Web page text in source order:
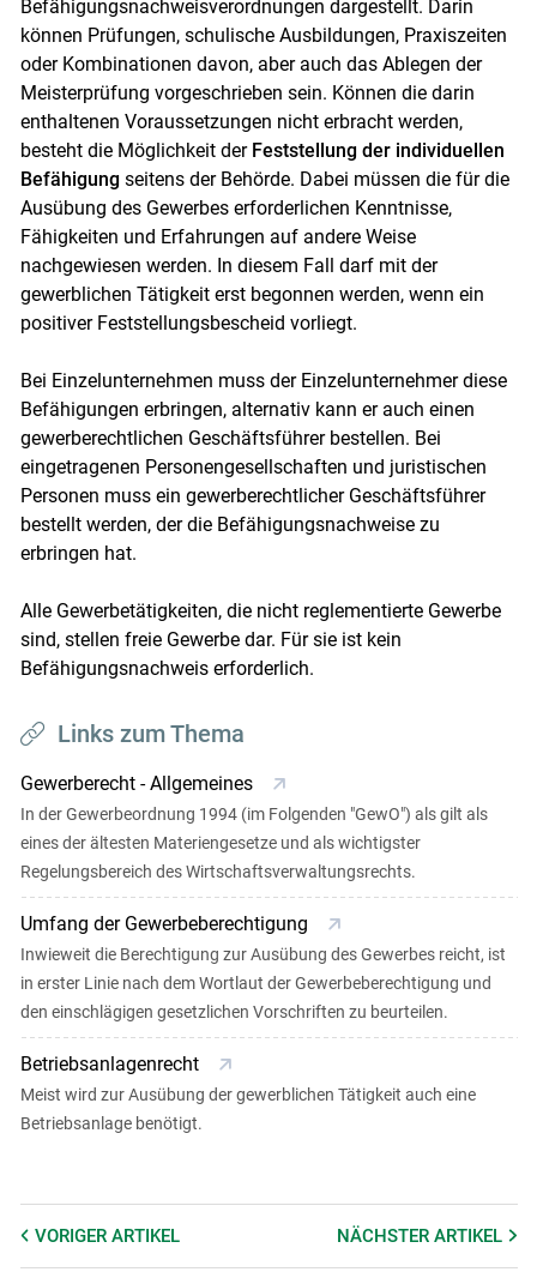
Befähigungsnachweisverordnungen dargestellt. Darin
können Prüfungen, schulische Ausbildungen, Praxiszeiten
oder Kombinationen davon, aber auch das Ablegen der
Meisterprüfung vorgeschrieben sein. Können die darin
enthaltenen Voraussetzungen nicht erbracht werden,
besteht die Möglichkeit der Feststellung der individuellen
Befähigungseitens der Behörde. Dabei müssen die für die
Ausübung des Gewerbes erforderlichen Kenntnisse,
Fähigkeiten und Erfahrungen auf andere Weise
nachgewiesen werden. In diesem Fall darf mit der
gewerblichen Tätigkeit erst begonnen werden, wenn ein
positiver Feststellungsbescheid vorliegt.
Bei Einzelunternehmen muss der Einzelunternehmer diese
Befähigungen erbringen, alternativ kann er auch einen
gewerberechtlichen Geschäftsführer bestellen. Bei
eingetragenen Personengesellschaften und juristischen
Personen muss ein gewerberechtlicher Geschäftsführer
bestellt werden, der die Befähigungsnachweise zu
erbringen hat.
Alle Gewerbetätigkeiten, die nicht reglementierte Gewerbe
sind, stellen freie Gewerbe dar. Für sie ist kein
Befähigungsnachweis erforderlich.
Links zum Thema
Gewerberecht - Allgemeines
In der Gewerbeordnung 1994 (im Folgenden "GewO") als gilt als
eines der ältesten Materiengesetze und als wichtigster
Regelungsbereich des Wirtschaftsverwaltungsrechts.
Umfang der Gewerbeberechtigung
Inwieweit die Berechtigung zur Ausübung des Gewerbes reicht, ist
in erster Linie nach dem Wortlaut der Gewerbeberechtigung und
den einschlägigen gesetzlichen Vorschriften zu beurteilen.
Betriebsanlagenrecht
Meist wird zur Ausübung der gewerblichen Tätigkeit auch eine
Betriebsanlage benötigt.
VORIGER ARTIKEL NÄCHSTERARTIKEL